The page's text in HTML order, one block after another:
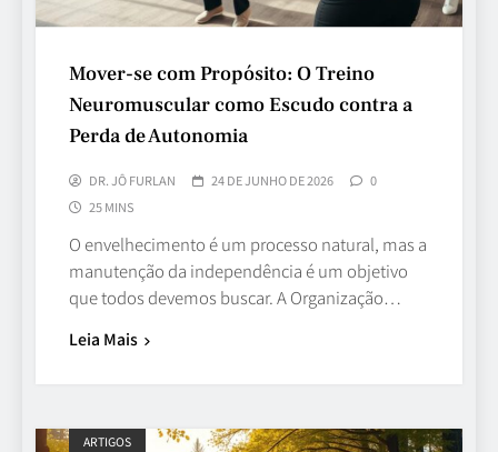
Mover-se com Propósito: O Treino
Neuromuscular como Escudo contra a
Perda de Autonomia
DR. JÔ FURLAN 24 DE JUNHO DE 2026
0
25 MINS
O envelhecimento é um processo natural, mas a
manutenção da independência é um objetivo
que todos devemos buscar. A Organização…
Leia Mais
ARTIGOS